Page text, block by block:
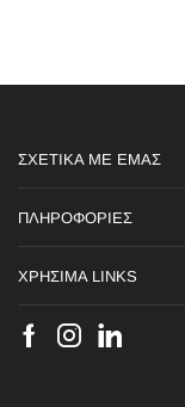
ΣΧΕΤΙΚΆ ΜΕ ΕΜΆΣ
ΠΛΗΡΟΦΟΡΙΕΣ
ΧΡΗΣΙΜΑ LINKS